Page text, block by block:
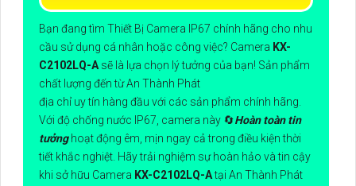
Bạn đang tìm Thiết Bị Camera IP67 chính hãng cho nhu
cầu sử dụng cá nhân hoặc công việc? Camera KX-
C2102LQ-Asẽ là lựa chọn lý tưởng của bạn! Sản phẩm
chất lượng đến từ An Thành Phát
địa chỉ uy tín hàng đầu với các sản phẩm chính hãng.
Với độ chống nước IP67, camera này 🔄Hoàn toàn tin
tưởnghoạt động êm, mịn ngay cả trong điều kiện thời
tiết khắc nghiệt. Hãy trải nghiệm sự hoàn hảo và tin cậy
khi sở hữu Camera KX-C2102LQ-Atại An Thành Phát